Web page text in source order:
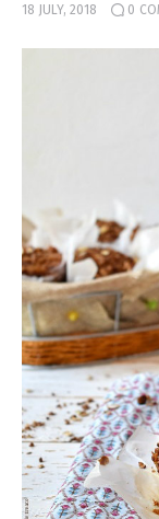
FAQ
18 JULY, 2018 0